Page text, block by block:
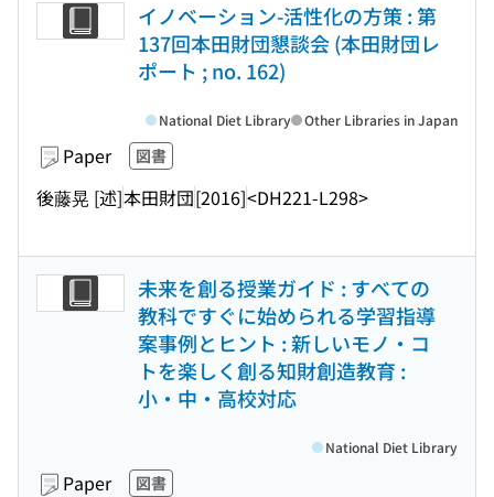
イノベーション-活性化の方策 : 第
137回本田財団懇談会 (本田財団レ
ポート ; no. 162)
Paper 図書
後藤晃 [述]本田財団[2016]<DH221-L298>
National Diet Library Other Libraries in Japan
未来を創る授業ガイド : すべての
教科ですぐに始められる学習指導
案事例とヒント : 新しいモノ・コ
トを楽しく創る知財創造教育 :
小・中・高校対応
Paper 図書
National Diet Library